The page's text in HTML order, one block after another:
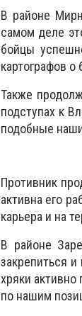
В районе
самом деле
бойцы
картографов
Также
подступах к
подобные
Противник
активна его
карьера и на
В районе
закрепиться
хряки
по нашим